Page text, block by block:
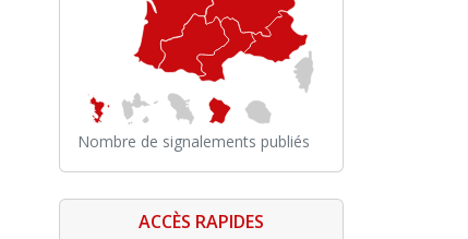
Nombre de signalements publiés
ACCÈS RAPIDES